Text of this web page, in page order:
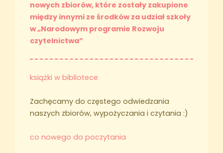
nowych zbiorów, które zostały zakupione
między innymi ze środków za udział szkoły
w „Narodowym programie Rozwoju
czytelnictwa”
książki w bibliotece
Zachęcamy do częstego odwiedzania
naszych zbiorów, wypożyczania i czytania :)
co nowego do poczytania